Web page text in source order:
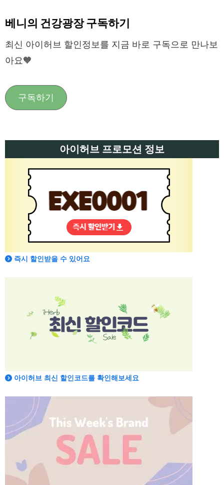
베니의 건강광장 구독하기
최신 아이허브 할인정보를 지금 바로 구독으로 만나보
아요🧡
구독하기
아이허브 프로모션 정보
즉시 할인받을 수 있어요
아이허브 최신 할인코드를 확인해보세요